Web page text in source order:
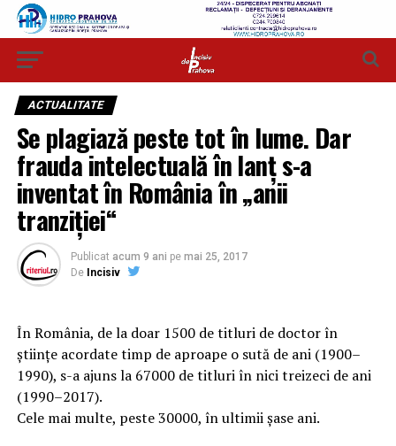
ACTUALITATE
Se plagiază peste tot în lume. Dar
frauda intelectuală în lanț s-a
inventat în România în „anii
tranziției“
Publicat acum 9 ani pe mai 25, 2017
De Incisiv
În România, de la doar 1500 de titluri de doctor în
științe acordate timp de aproape o sută de ani (1900–
1990), s-a ajuns la 67000 de titluri în nici treizeci de ani
(1990–2017).
Cele mai multe, peste 30000, în ultimii șase ani.